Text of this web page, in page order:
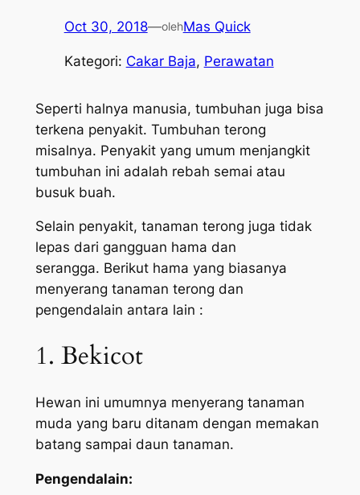
Oct 30, 2018—olehMas Quick
Kategori: Cakar Baja, Perawatan
Seperti halnya manusia, tumbuhan juga bisa
terkena penyakit. Tumbuhan terong
misalnya. Penyakit yang umum menjangkit
tumbuhan ini adalah rebah semai atau
busuk buah.
Selain penyakit, tanaman terong juga tidak
lepas dari gangguan hama dan
serangga. Berikut hama yang biasanya
menyerang tanaman terong dan
pengendalain antara lain :
1. Bekicot
Hewan ini umumnya menyerang tanaman
muda yang baru ditanam dengan memakan
batang sampai daun tanaman.
Pengendalain: